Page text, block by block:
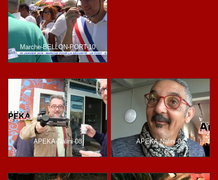
Marche-BELLON-PORT-10
APEKA-Nalini-08 APEKA-Nalini-04